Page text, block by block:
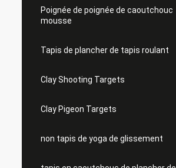
Poignée de poignée de caoutchouc
mousse
Tapis de plancher de tapis roulant
Clay Shooting Targets
Clay Pigeon Targets
non tapis de yoga de glissement